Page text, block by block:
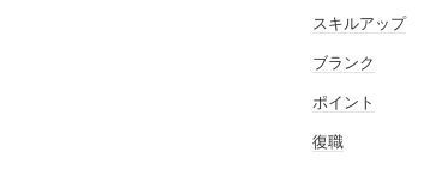
スキルアップ
ブランク
ポイント
復職